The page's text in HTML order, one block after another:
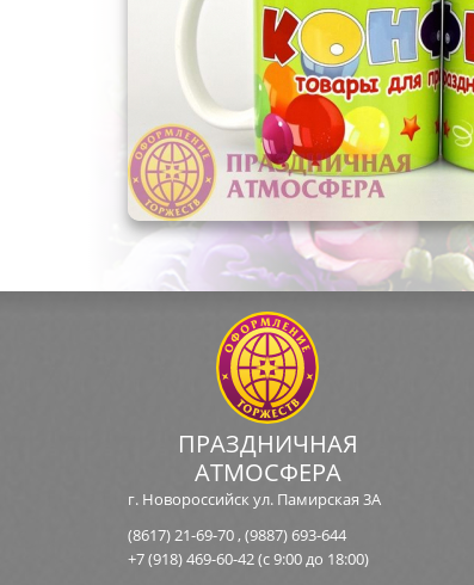
ПРАЗДНИЧНАЯ
АТМОСФЕРА
г. Новороссийск ул. Памирская 3А
(8617) 21-69-70,(9887) 693-644
+7 (918) 469-60-42(с 9:00 до 18:00)